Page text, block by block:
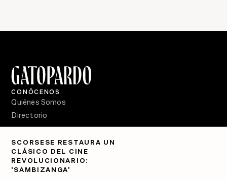
SCORSESE RESTAURA UN
CLÁSICO DEL CINE
REVOLUCIONARIO:
'SAMBIZANGA'
CONÓCENOS
Quiénes Somos
Directorio
Semanario Gatopardo
En Qué Momento
Crecer en Distopía